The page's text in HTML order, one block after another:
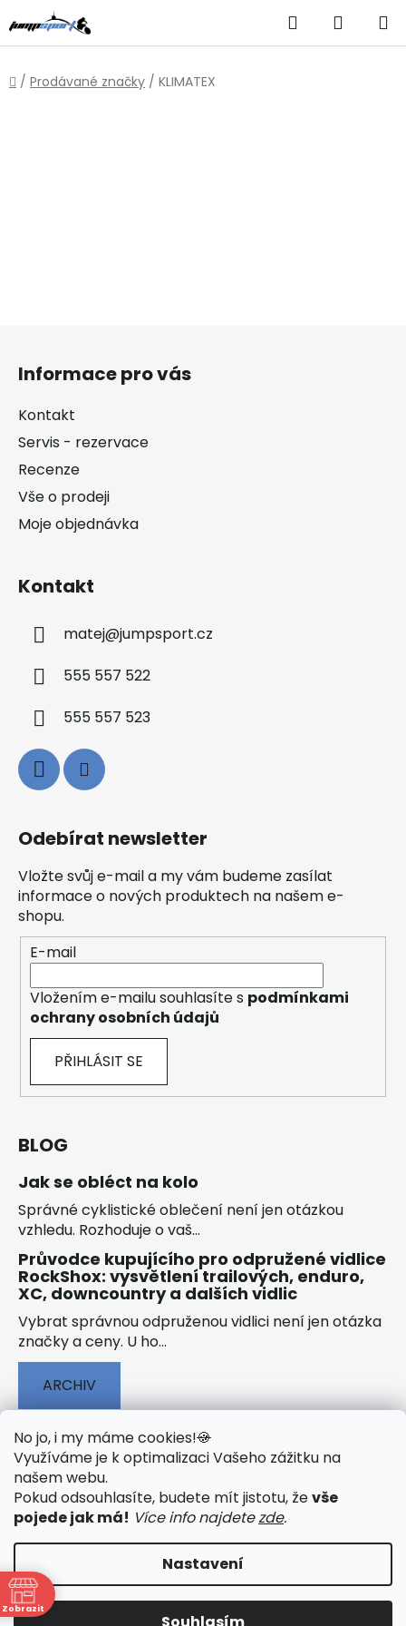
No jo, i my máme cookies!🍪
Využíváme je k optimalizaci Vašeho zážitku na
našem webu.
Pokud odsouhlasíte, budete mít jistotu, ževše
pojede jak má! Více info najdetezde.
Nastavení
na
obsah
Hledat
KOŠÍK
Domů
/ Prodávané značky / KLIMATEX
Informace pro vás
Kontakt
Servis - rezervace
Recenze
Vše o prodeji
Moje objednávka
Kontakt
matej@jumpsport.cz
555 557 522
555 557 523
Odebírat newsletter
Vložte svůj e-mail a my vám budeme zasílat
informace o nových produktech na našem e-
shopu.
E-mail
Vložením e-mailu souhlasíte s podmínkami
ochrany osobních údajů
PŘIHLÁSIT SE
BLOG
Jak se obléct na kolo
Správné cyklistické oblečení není jen otázkou
vzhledu. Rozhoduje o vaš...
Průvodce kupujícího pro odpružené vidlice
RockShox: vysvětlení trailových, enduro,
XC, downcountry a dalších vidlic
Vybrat správnou odpruženou vidlici není jen otázka
značky a ceny. U ho...
ARCHIV
🟢 TECHNOLOGIE
🟢 O ELEKTROKOLECH
🟢 NÁVODY KE STAŽENÍ
Vytvořil Shoptet&PekneWeby
Zobrazit